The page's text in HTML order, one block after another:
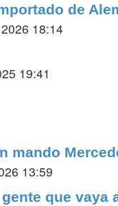
de
18:14
19:41
mando
13:59
que vaya